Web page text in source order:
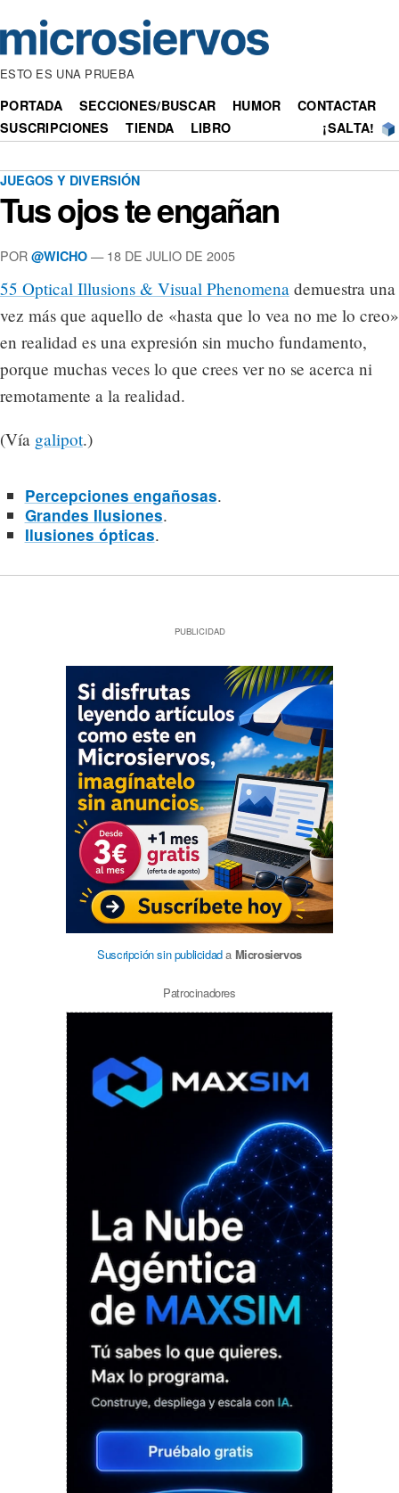
ESTO ES UNA PRUEBA
PORTADA SECCIONES/BUSCAR HUMOR
CONTACTAR
SUSCRIPCIONES
TIENDA LIBRO ¡SALTA!
JUEGOS Y DIVERSIÓN
Tus ojos te engañan
POR @WICHO — 18 DE JULIO DE 2005
55 Optical Illusions & Visual Phenomena demuestra una
vez más que aquello de «hasta que lo vea no me lo creo»
en realidad es una expresión sin mucho fundamento,
porque muchas veces lo que crees ver no se acerca ni
remotamente a la realidad.
(Vía galipot.)
Percepciones engañosas.
Grandes Ilusiones.
Ilusiones ópticas.
PUBLICIDAD
Suscripción sin publicidada Microsiervos
Patrocinadores